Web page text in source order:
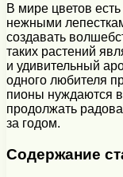
В мире цветов
нежными
создавать
таких растений
и удивительный
одного любителя
пионы нуждаются
продолжать
за годом.
Содержание